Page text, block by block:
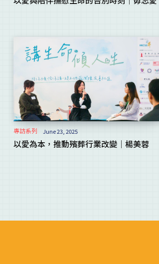
專訪系列 June 23, 2025
以愛為本，推動殯葬行業改變｜楊美蓉